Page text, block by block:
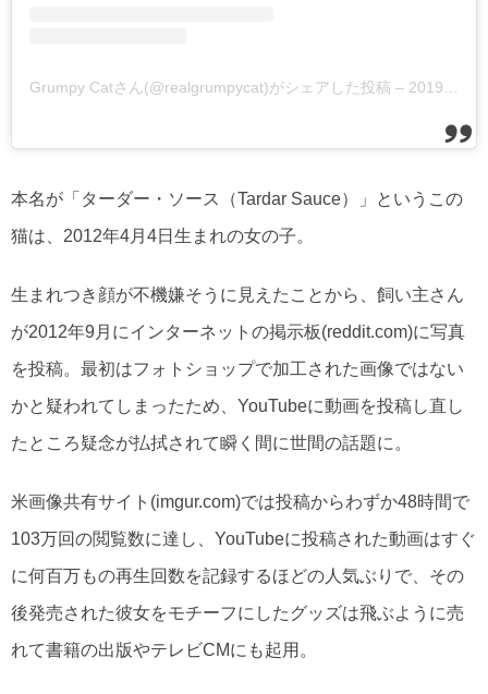
Grumpy Catさん(@realgrumpycat)がシェアした投稿 – 2019年 5月月17日午前2時01分PDT
本名が「ターダー・ソース（Tardar Sauce）」というこの
猫は、2012年4月4日生まれの女の子。
生まれつき顔が不機嫌そうに見えたことから、飼い主さん
が2012年9月にインターネットの掲示板(reddit.com)に写真
を投稿。最初はフォトショップで加工された画像ではない
かと疑われてしまったため、YouTubeに動画を投稿し直し
たところ疑念が払拭されて瞬く間に世間の話題に。
米画像共有サイト(imgur.com)では投稿からわずか48時間で
103万回の閲覧数に達し、YouTubeに投稿された動画はすぐ
に何百万もの再生回数を記録するほどの人気ぶりで、その
後発売された彼女をモチーフにしたグッズは飛ぶように売
れて書籍の出版やテレビCMにも起用。